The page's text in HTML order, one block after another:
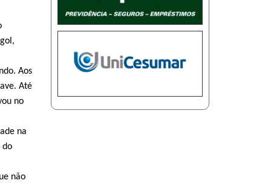
Aos
Até
no
na
do
não